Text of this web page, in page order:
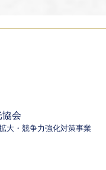
会
大・競争力強化対策事業